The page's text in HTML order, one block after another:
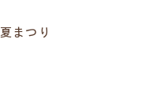
まつり